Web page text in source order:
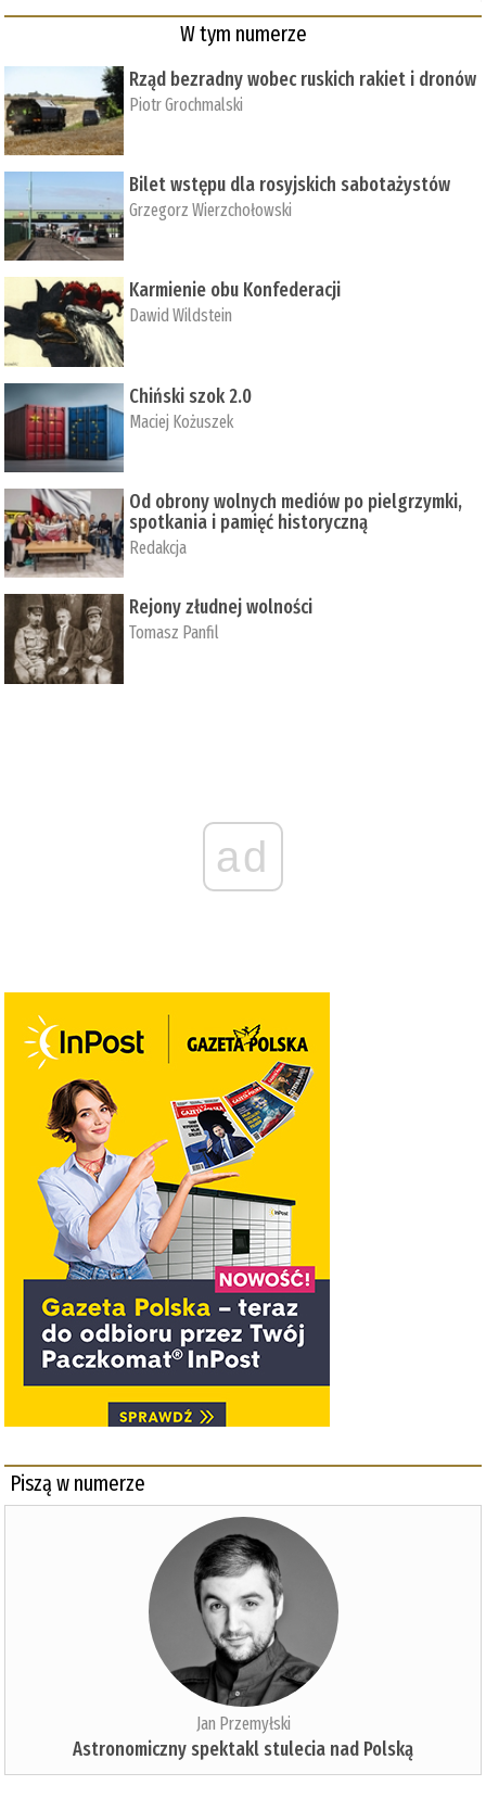
W tym numerze
Rząd bezradny wobec ruskich rakiet i dronów
Piotr Grochmalski
Bilet wstępu dla rosyjskich sabotażystów
Grzegorz Wierzchołowski
Karmienie obu Konfederacji
Dawid Wildstein
Chiński szok 2.0
Maciej Kożuszek
Od obrony wolnych mediów po pielgrzymki,
spotkania i pamięć historyczną
Redakcja
Rejony złudnej wolności
Tomasz Panfil
ad
Piszą w numerze
Jan Przemyłski
Astronomiczny spektakl stulecia nad Polską